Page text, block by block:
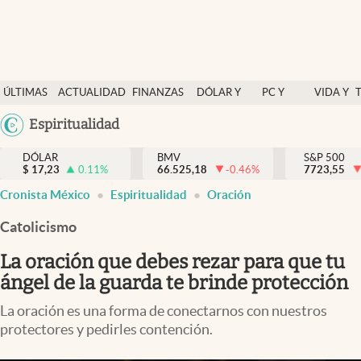
ÚLTIMAS
NOTICIAS
ACTUALIDAD
FINANZAS
DÓLAR Y
PC Y
VIDA Y
México
Espiritualidad
Actualidad
Finanzas y economía
Dólar y mercados
Pc y celular
Vida y estilo
Tv
DÓLAR
$ 17,23 0.11%
BMV
66.525,18
-0.46%
S&P 500
7723,55
Cronista México Espiritualidad Oración
Catolicismo
La oración que debes rezar para que tu
ángel de la guarda te brinde protección
La oración es una forma de conectarnos con nuestros
protectores y pedirles contención.